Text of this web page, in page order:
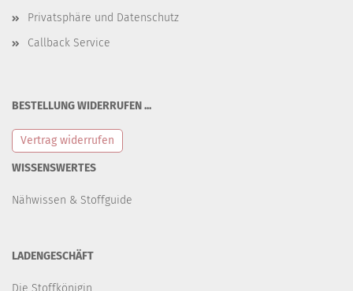
Privatsphäre und Datenschutz
Callback Service
BESTELLUNG WIDERRUFEN ...
Vertrag widerrufen
WISSENSWERTES
Nähwissen & Stoffguide
LADENGESCHÄFT
Die Stoffkönigin